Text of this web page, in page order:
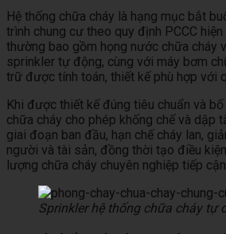
Hệ thống chữa cháy là hạng mục bắt
trình chung cư theo quy định PCCC hiện
thường bao gồm họng nước chữa cháy
sprinkler tự động, cùng với máy bơm
trữ được tính toán, thiết kế phù hợp với
Khi được thiết kế đúng tiêu chuẩn và
chữa cháy cho phép khống chế và dập
giai đoạn ban đầu, hạn chế cháy lan,
người và tài sản, đồng thời tạo điều
lượng chữa cháy chuyên nghiệp tiếp
Sprinkler hệ thống chữa cháy tự